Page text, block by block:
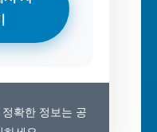
확한 정보는 공